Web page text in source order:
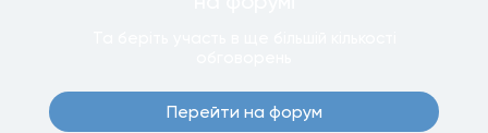
Перейти на форум